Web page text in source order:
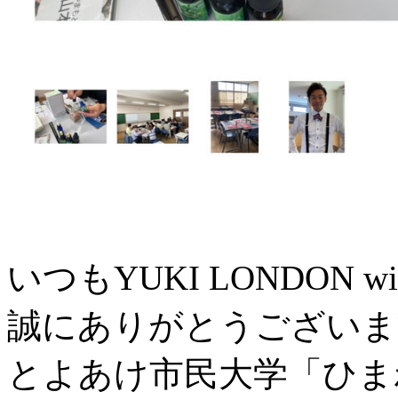
いつもYUKI LONDON
誠にありがとうござい
とよあけ市民大学「ひ